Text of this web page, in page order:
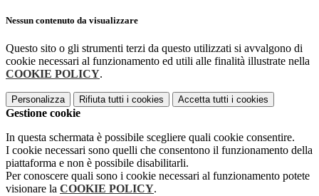
Nessun contenuto da visualizzare
Questo sito o gli strumenti terzi da questo utilizzati si avvalgono di
cookie necessari al funzionamento ed utili alle finalità illustrate nella
COOKIE POLICY.
Personalizza Rifiuta tutti i cookies Accetta tutti i cookies
Gestione cookie
In questa schermata è possibile scegliere quali cookie consentire.
I cookie necessari sono quelli che consentono il funzionamento della
piattaforma e non è possibile disabilitarli.
Per conoscere quali sono i cookie necessari al funzionamento potete
visionare la COOKIE POLICY.